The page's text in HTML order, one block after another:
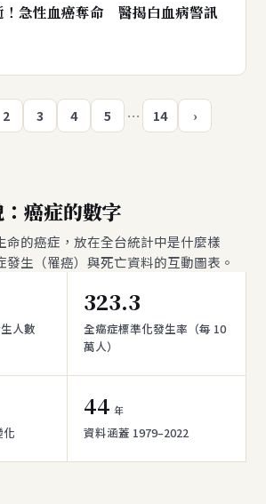
！急性血癌奪命 醫揭白血病警訊
2 3 4 5 … 14 ›
癌症的數字
命的癌症，放在全台統計中是什麼樣
生（罹癌）與死亡資料的互動圖表。
人數
323.3
全癌症標準化發生率（每 10
萬人）
化
44 年
資料涵蓋 1979–2022